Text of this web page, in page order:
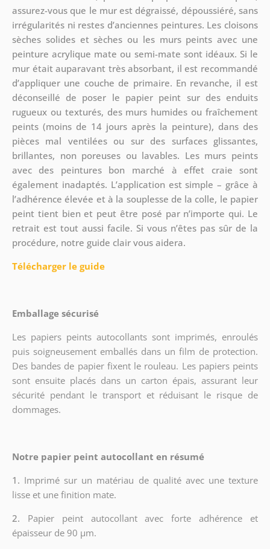
assurez-vous que le mur est dégraissé, dépoussiéré, sans
irrégularités ni restes d’anciennes peintures. Les cloisons
sèches solides et sèches ou les murs peints avec une
peinture acrylique mate ou semi-mate sont idéaux. Si le
mur était auparavant très absorbant, il est recommandé
d’appliquer une couche de primaire. En revanche, il est
déconseillé de poser le papier peint sur des enduits
rugueux ou texturés, des murs humides ou fraîchement
peints (moins de 14 jours après la peinture), dans des
pièces mal ventilées ou sur des surfaces glissantes,
brillantes, non poreuses ou lavables. Les murs peints
avec des peintures bon marché à effet craie sont
également inadaptés. L’application est simple – grâce à
l’adhérence élevée et à la souplesse de la colle, le papier
peint tient bien et peut être posé par n’importe qui. Le
retrait est tout aussi facile. Si vous n’êtes pas sûr de la
procédure, notre guide clair vous aidera.
Télécharger le guide
Emballage sécurisé
Les papiers peints autocollants sont imprimés, enroulés
puis soigneusement emballés dans un film de protection.
Des bandes de papier fixent le rouleau. Les papiers peints
sont ensuite placés dans un carton épais, assurant leur
sécurité pendant le transport et réduisant le risque de
dommages.
Notre papier peint autocollant en résumé
1. Imprimé sur un matériau de qualité avec une texture
lisse et une finition mate.
2. Papier peint autocollant avec forte adhérence et
épaisseur de 90 µm.